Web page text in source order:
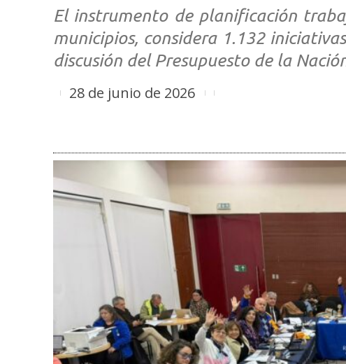
El instrumento de planificación
municipios, considera 1.132
discusión del Presupuesto de la
28 de junio de 2026